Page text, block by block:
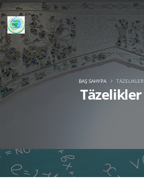
Täzelikler
BAŞ SAHYPA TÄZELIKLER